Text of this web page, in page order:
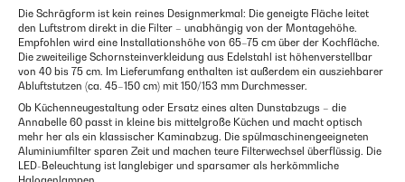
Die Schrägform ist kein reines Designmerkmal: Die geneigte Fläche leitet
den Luftstrom direkt in die Filter – unabhängig von der Montagehöhe.
Empfohlen wird eine Installationshöhe von 65–75 cm über der Kochfläche.
Die zweiteilige Schornsteinverkleidung aus Edelstahl ist höhenverstellbar
von 40 bis 75 cm. Im Lieferumfang enthalten ist außerdem ein ausziehbarer
Abluftstutzen (ca. 45–150 cm) mit 150/153 mm Durchmesser.
Ob Küchenneugestaltung oder Ersatz eines alten Dunstabzugs – die
Annabelle 60 passt in kleine bis mittelgroße Küchen und macht optisch
mehr her als ein klassischer Kaminabzug. Die spülmaschinengeeigneten
Aluminiumfilter sparen Zeit und machen teure Filterwechsel überflüssig. Die
LED-Beleuchtung ist langlebiger und sparsamer als herkömmliche